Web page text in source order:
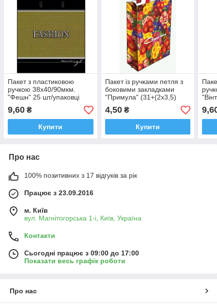
Пакет з пластиковою
ручкою 38х40/90мкм.
"Фешн" 25 шт/упаковці
9,60 ₴
Купити
Пакет із ручками петля з
боковими закладками
"Примула" (31+(2х3,5)
х40) 80мкм 25 шт./
паковання
4,50₴
Купити
Про нас
100% позитивних з 17 відгуків за рік
Працює з 23.09.2016
м. Київ
вул. Магнітогорська 1-і, Київ, Україна
Контакти
Сьогодні працює з 09:00 до 17:00
Показати весь графік роботи
Про нас